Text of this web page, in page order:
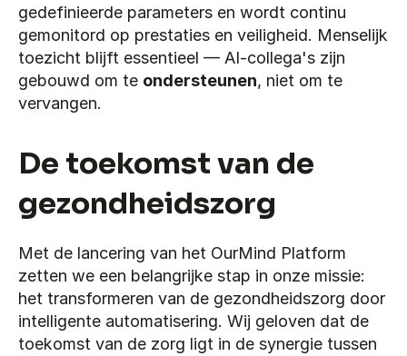
gedefinieerde parameters en wordt continu
gemonitord op prestaties en veiligheid. Menselijk
toezicht blijft essentieel — AI-collega's zijn
gebouwd om te ondersteunen, niet om te
vervangen.
De toekomst van de
gezondheidszorg
Met de lancering van het OurMind Platform
zetten we een belangrijke stap in onze missie:
het transformeren van de gezondheidszorg door
intelligente automatisering. Wij geloven dat de
toekomst van de zorg ligt in de synergie tussen